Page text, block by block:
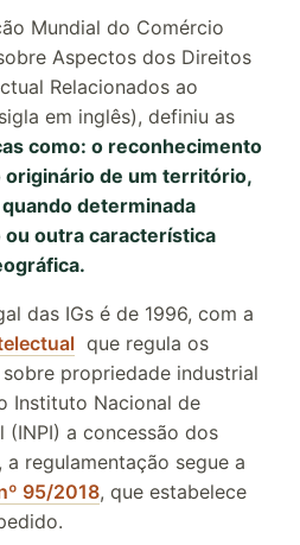
Mundial do Comércio
Aspectos dos Direitos
Relacionados ao
em inglês), definiu as
como: o reconhecimento
de um território,
determinada
ou outra característica
das IGs é de 1996, com a
que regula os
propriedade industrial
Instituto Nacional de
(INPI) a concessão dos
regulamentação segue a
95/2018, que estabelece